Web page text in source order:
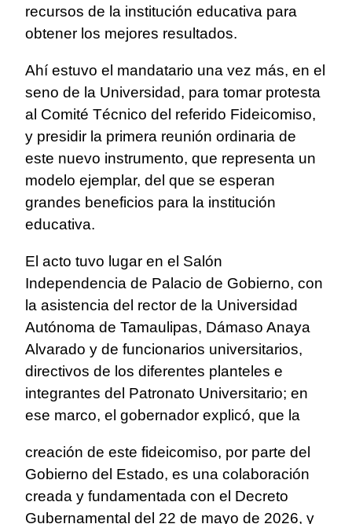
recursos de la institución educativa para
obtener los mejores resultados.
Ahí estuvo el mandatario una vez más, en el
seno de la Universidad, para tomar protesta
al Comité Técnico del referido Fideicomiso,
y presidir la primera reunión ordinaria de
este nuevo instrumento, que representa un
modelo ejemplar, del que se esperan
grandes beneficios para la institución
educativa.
El acto tuvo lugar en el Salón
Independencia de Palacio de Gobierno, con
la asistencia del rector de la Universidad
Autónoma de Tamaulipas, Dámaso Anaya
Alvarado y de funcionarios universitarios,
directivos de los diferentes planteles e
integrantes del Patronato Universitario; en
ese marco, el gobernador explicó, que la
creación de este fideicomiso, por parte del
Gobierno del Estado, es una colaboración
creada y fundamentada con el Decreto
Gubernamental del 22 de mayo de 2026, y